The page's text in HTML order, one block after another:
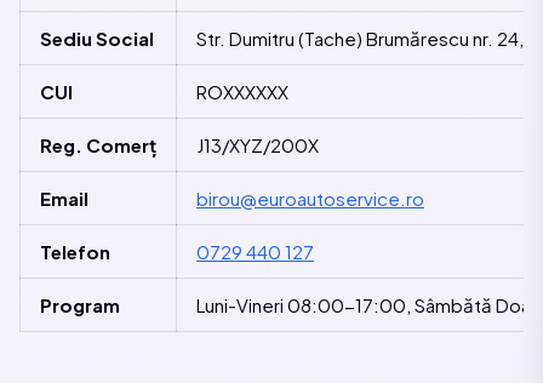
Sediu Social Str. Dumitru (Tache) Brumărescu nr. 24,
CUI ROXXXXXX
Reg. Comerț J13/XYZ/200X
Email birou@euroautoservice.ro
Telefon 0729 440 127
Program Luni-Vineri 08:00-17:00, Sâmbătă Doar